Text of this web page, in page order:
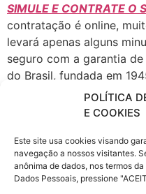
POLÍTICA
E COOKIES
Este site usa cookies visando
navegação a nossos visitantes.
anônima de dados, nos termos
Dados Pessoais, pressione
SIMULE E CONTRATE O
contratação é online,
levará apenas alguns
seguro com a garantia
do Brasil, fundada em
com escritórios nas
A Porto Seguro atua em
Patrimoniais e de
Empresarial, fiança
Transportes,
Automóveis,